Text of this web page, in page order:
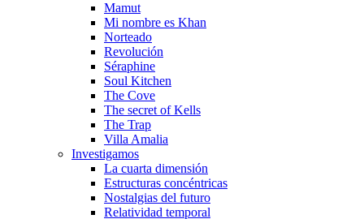
Mamut
Mi nombre es Khan
Norteado
Revolución
Séraphine
Soul Kitchen
The Cove
The secret of Kells
The Trap
Villa Amalia
Investigamos
La cuarta dimensión
Estructuras concéntricas
Nostalgias del futuro
Relatividad temporal